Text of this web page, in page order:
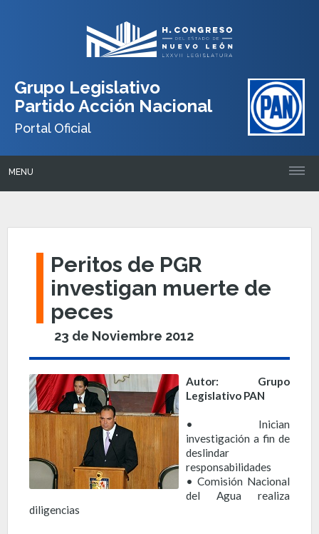
Grupo Legislativo
Partido Acción Nacional
Portal Oficial
MENU
Peritos de PGR
investigan muerte de
peces
23 de Noviembre 2012
Autor: Grupo
Legislativo PAN
• Inician
investigación a fin de
deslindar
responsabilidades
• Comisión Nacional
del Agua realiza
diligencias